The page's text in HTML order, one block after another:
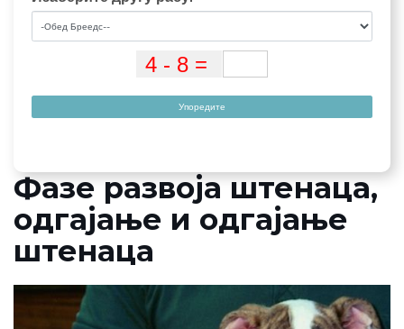
Упоредите
Фазе развоја штенаца,
одгајање и одгајање
штенаца